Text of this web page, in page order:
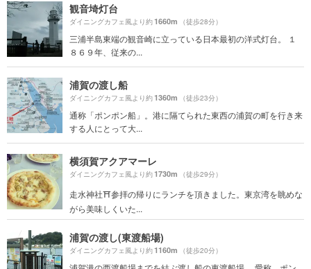
観音埼灯台
ダイニングカフェ風より約1660m （徒歩28分）
三浦半島東端の観音崎に立っている日本最初の洋式灯台。 １
８６９年、従来の...
浦賀の渡し船
ダイニングカフェ風より約1360m （徒歩23分）
通称「ポンポン船」。港に隔てられた東西の浦賀の町を行き来
する人にとって大...
横須賀アクアマーレ
ダイニングカフェ風より約1730m （徒歩29分）
走水神社⛩参拝の帰りにランチを頂きました。東京湾を眺めな
がら美味しくいた...
浦賀の渡し(東渡船場)
ダイニングカフェ風より約1160m （徒歩20分）